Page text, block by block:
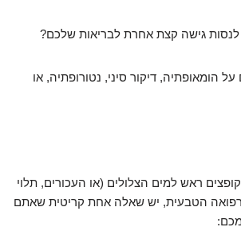
לנסות גישה קצת אחרת לבריאות שלכם?
הומאופתיה, דיקור סיני, נטורופתיה, או
ראש למים הצלולים (או העכורים, תלוי
הטבעית, יש שאלה אחת קריטית שאתם